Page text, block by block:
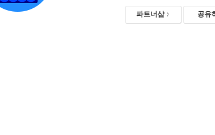
파트너샵 공유